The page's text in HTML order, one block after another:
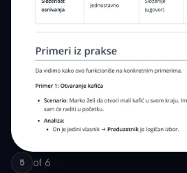
5 of 6